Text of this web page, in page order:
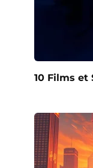
10 Films et